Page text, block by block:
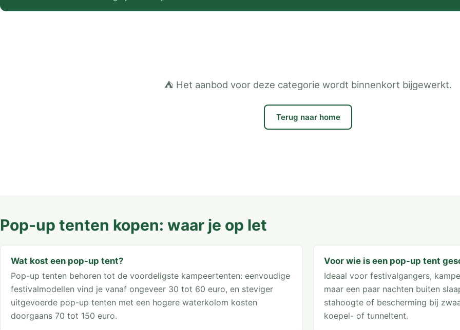
⛺ Het aanbod voor deze categorie wordt binnenkort bijgewerkt.
Terug naar home
Pop-up tenten kopen: waar je op let
Wat kost een pop-up tent?
Pop-up tenten behoren tot de voordeligste kampeertenten: eenvoudige
festivalmodellen vind je vanaf ongeveer 30 tot 60 euro, en steviger
uitgevoerde pop-up tenten met een hogere waterkolom kosten
doorgaans 70 tot 150 euro.
Voor wie is een pop-up tent
Ideaal voor festivalgangers,
maar een paar nachten buiten
stahoogte of bescherming bij
koepel- of tunneltent.